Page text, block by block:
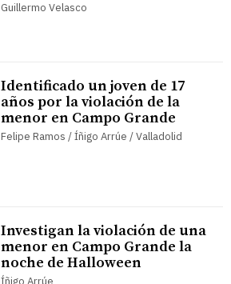
Guillermo Velasco
Identificado un joven de 17
años por la violación de la
menor en Campo Grande
Felipe Ramos / Íñigo Arrúe / Valladolid
Investigan la violación de una
menor en Campo Grande la
noche de Halloween